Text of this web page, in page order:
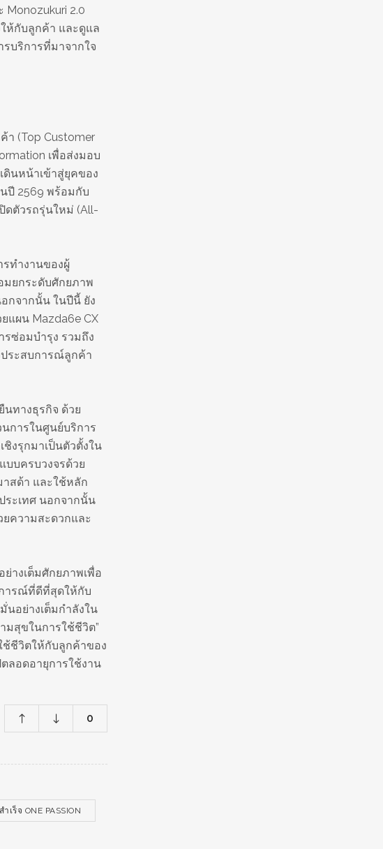
2.0
ห้กับลูกค้า และดูแล
บริการที่มาจากใจ
(Top Customer
เพื่อส่งมอบ
ดินหน้าเข้าสู่ยุคของ
ปี 2569 พร้อมกับ
ดตัวรถรุ่นใหม่ (All-
รทำงานของผู้
มยกระดับศักยภาพ
กจากนั้น ในปีนี้ ยัง
แผน Mazda6e CX
ซ่อมบำรุง รวมถึง
ประสบการณ์ลูกค้า
นทางธุรกิจ ด้วย
การในศูนย์บริการ
งรุกมาเป็นตัวตั้งใน
บครบวงจรด้วย
าสด้า และใช้หลัก
ระเทศ นอกจากนั้น
ความสะดวกและ
างเต็มศักยภาพเพื่อ
การณ์ที่ดีที่สุดให้กับ
นอย่างเต็มกำลังใน
มสุขในการใช้ชีวิต”
ช้ชีวิตให้กับลูกค้าของ
ลอดอายุการใช้งาน
0
ร็จ ONE PASSION